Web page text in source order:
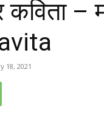
–
18, 2021